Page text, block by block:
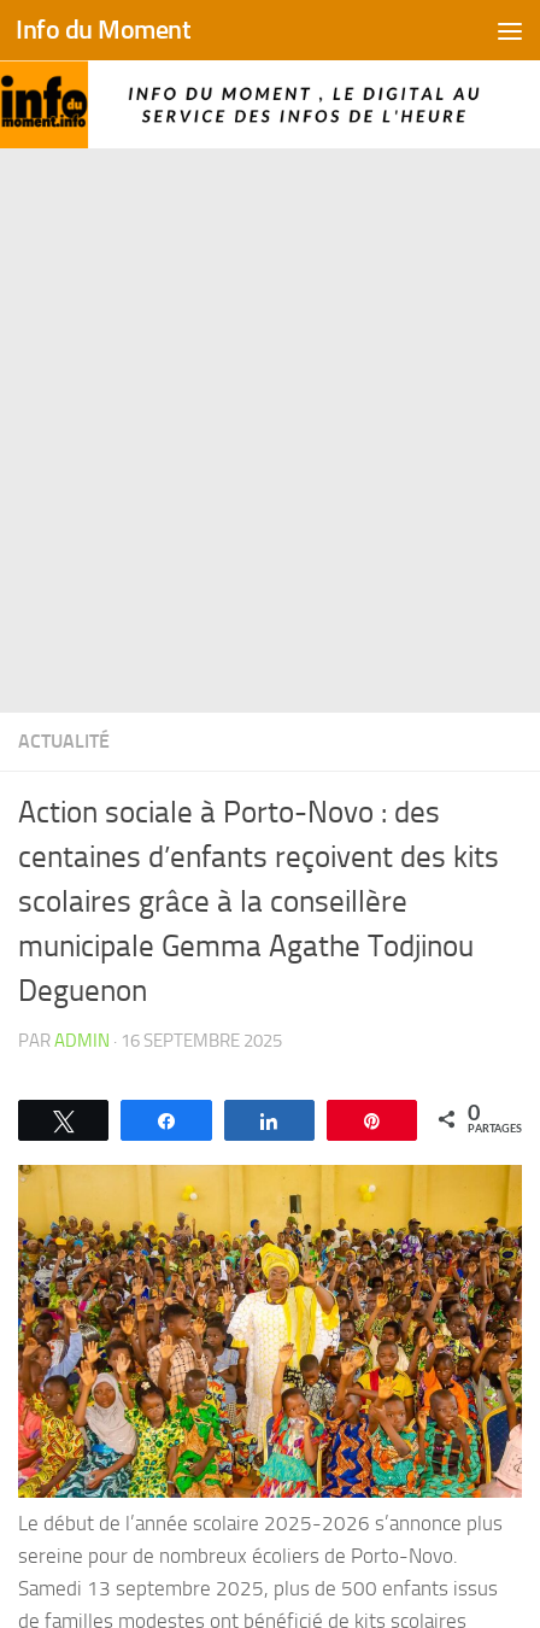
Skip to content
Info du Moment
ACTUALITÉ
Action sociale à Porto-Novo : des
centaines d’enfants reçoivent des kits
scolaires grâce à la conseillère
municipale Gemma Agathe Todjinou
Deguenon
PARADMIN · 16 SEPTEMBRE 2025
Épingle 0
PARTAGES
Le début de l’année scolaire 2025-2026 s’annonce plus
sereine pour de nombreux écoliers de Porto-Novo.
Samedi 13 septembre 2025, plus de 500 enfants issus
de familles modestes ont bénéficié de kits scolaires